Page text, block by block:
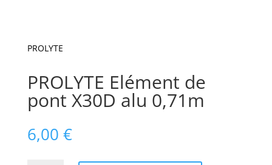
PROLYTE
PROLYTE Elément de
pont X30D alu 0,71m
6,00 €